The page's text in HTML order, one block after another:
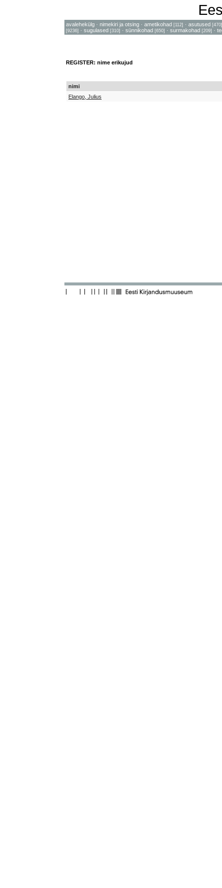
avalehekülg · nimekiri ja otsing · ametikohad [112] · asutused [470]
[9236] · sugulased [310] · sünnikohad [650] · surmakohad [209] ·
REGISTER: nime erikujud
nimi
Elango, Julius